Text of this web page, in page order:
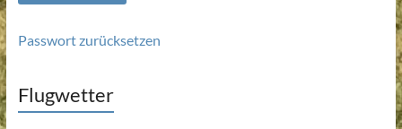
Passwort zurücksetzen
Flugwetter